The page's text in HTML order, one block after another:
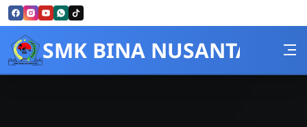
Skip to Content
SMK BINA NUSANTARA